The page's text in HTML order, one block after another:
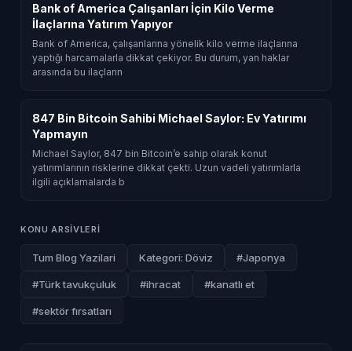
Bank of America Çalışanları İçin Kilo Verme
İlaçlarına Yatırım Yapıyor
Bank of America, çalışanlarına yönelik kilo verme ilaçlarına
yaptığı harcamalarla dikkat çekiyor. Bu durum, yan haklar
arasında bu ilaçların
847 Bin Bitcoin Sahibi Michael Saylor: Ev Yatırımı
Yapmayın
Michael Saylor, 847 bin Bitcoin’e sahip olarak konut
yatırımlarının risklerine dikkat çekti. Uzun vadeli yatırımlarla
ilgili açıklamalarda b
KONU ARSIVLERI
Tum Blog Yazilari Kategori: Döviz #Japonya
#Türk tavukçuluk #ihracat #kanatlı et
#sektör fırsatları